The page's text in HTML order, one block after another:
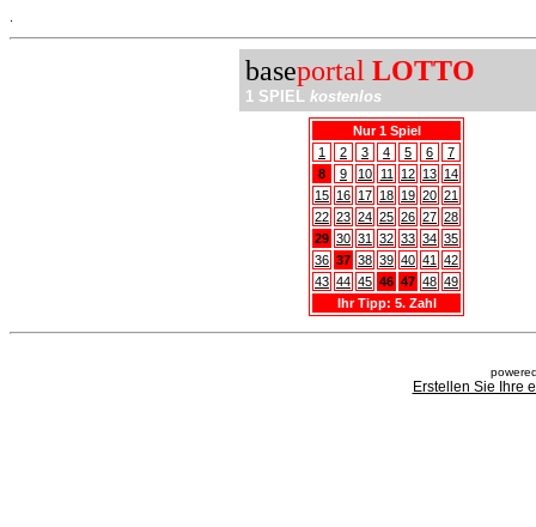
baseportal LOTTO
1 SPIEL kostenlos
Nur 1 Spiel
1
2 3 4 5 6
7
8
9 10 11 12 13 14
15 16 17 18 19 20 21
22 23 24 25 26 27 28
29 30 31 32 33 34 35
36 37 38 39 40 41
42
43 44 45 46 47 48 49
Ihr Tipp: 5. Zahl
Erstellen Sie Ihre